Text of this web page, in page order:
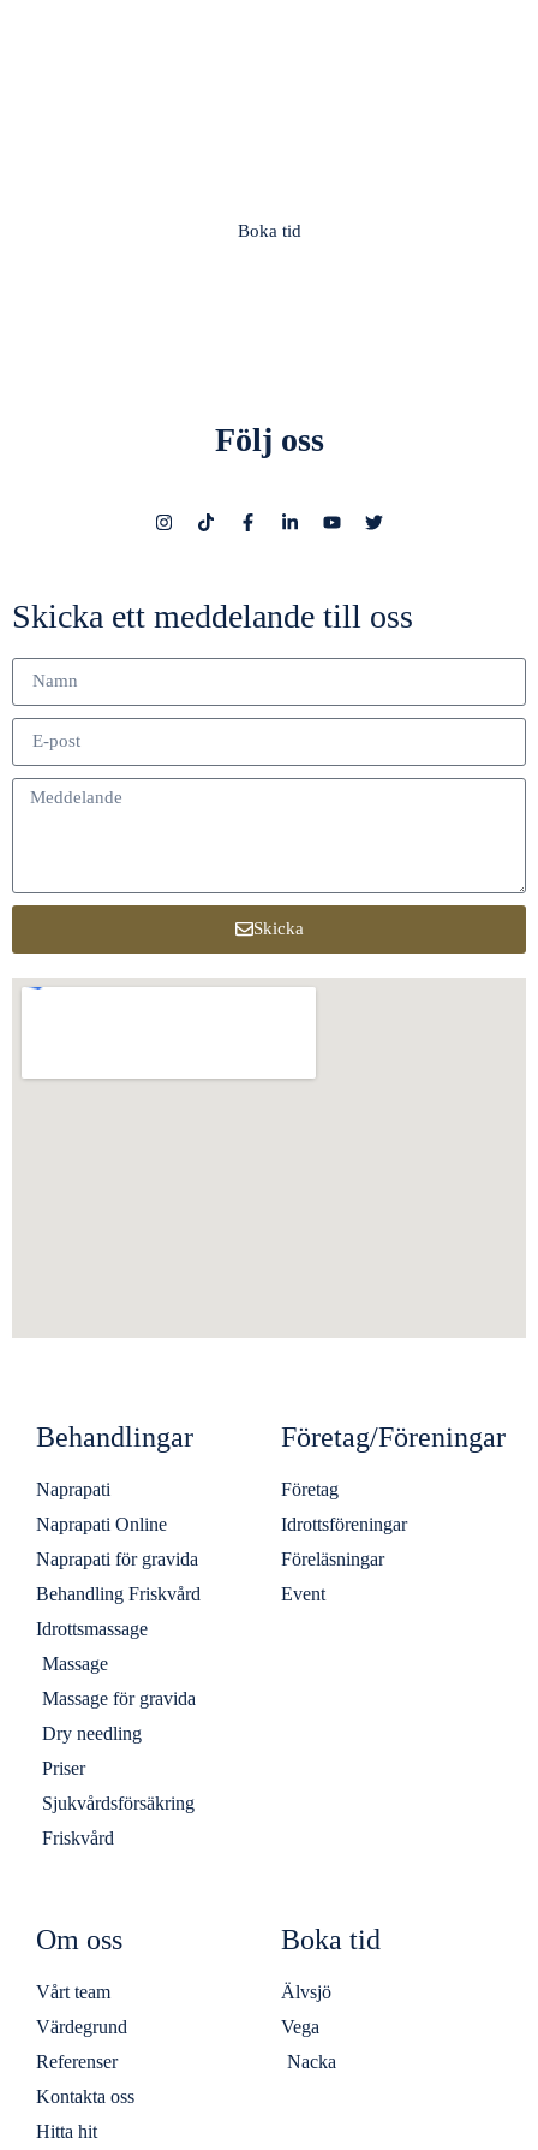
Boka tid
Följ oss
Skicka ett meddelande till oss
Skicka
Behandlingar
Naprapati
Naprapati Online
Naprapati för gravida
Behandling Friskvård
Idrottsmassage
Massage
Massage för gravida
Dry needling
Priser
Sjukvårdsförsäkring
Friskvård
Företag/Föreningar
Företag
Idrottsföreningar
Föreläsningar
Event
Om oss
Vårt team
Värdegrund
Referenser
Kontakta oss
Hitta hit
Boka tid
Älvsjö
Vega
Nacka